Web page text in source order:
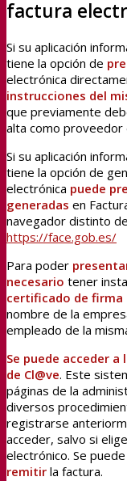
factura
Si su aplicación
tiene la opción de
electrónica
instrucciones del
que previamente
alta como proveedor
Si su aplicación
tiene la opción de
electrónica puede
generadas en
navegador distinto
https://face.gob.es/
Para poder
necesario tener
certificado de firma
nombre de la
empleado de la
Se puede acceder
de Cl@ve. Este
páginas de la
diversos
registrarse
acceder, salvo si
electrónico. Se
remitir la factura.